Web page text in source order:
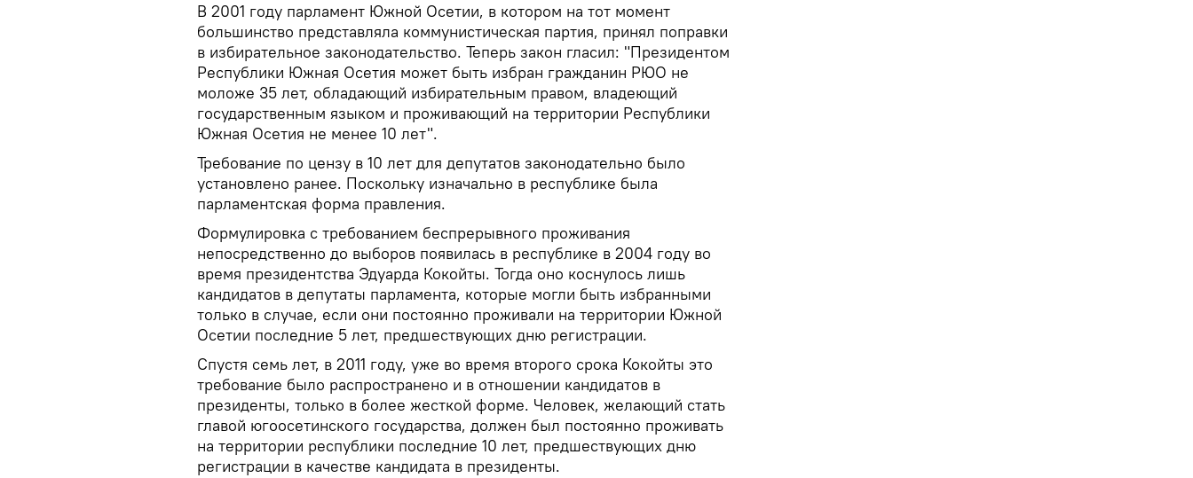
В 2001 году парламент Южной Осетии, в котором на тот момент
большинство представляла коммунистическая партия, принял поправки
в избирательное законодательство. Теперь закон гласил: "Президентом
Республики Южная Осетия может быть избран гражданин РЮО не
моложе 35 лет, обладающий избирательным правом, владеющий
государственным языком и проживающий на территории Республики
Южная Осетия не менее 10 лет".
Требование по цензу в 10 лет для депутатов законодательно было
установлено ранее. Поскольку изначально в республике была
парламентская форма правления.
Формулировка с требованием беспрерывного проживания
непосредственно до выборов появилась в республике в 2004 году во
время президентства Эдуарда Кокойты. Тогда оно коснулось лишь
кандидатов в депутаты парламента, которые могли быть избранными
только в случае, если они постоянно проживали на территории Южной
Осетии последние 5 лет, предшествующих дню регистрации.
Спустя семь лет, в 2011 году, уже во время второго срока Кокойты это
требование было распространено и в отношении кандидатов в
президенты, только в более жесткой форме. Человек, желающий стать
главой югоосетинского государства, должен был постоянно проживать
на территории республики последние 10 лет, предшествующих дню
регистрации в качестве кандидата в президенты.